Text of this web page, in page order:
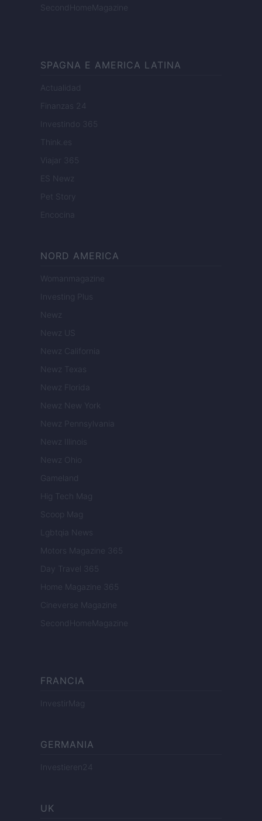
SecondHomeMagazine
SPAGNA E AMERICA LATINA
Actualidad
Finanzas 24
Investindo 365
Think.es
Viajar 365
ES Newz
Pet Story
Encocina
NORD AMERICA
Womanmagazine
Investing Plus
Newz
Newz US
Newz California
Newz Texas
Newz Florida
Newz New York
Newz Pennsylvania
Newz Illinois
Newz Ohio
Gameland
Hig Tech Mag
Scoop Mag
Lgbtqia News
Motors Magazine 365
Day Travel 365
Home Magazine 365
Cineverse Magazine
SecondHomeMagazine
FRANCIA
InvestirMag
GERMANIA
Investieren24
UK